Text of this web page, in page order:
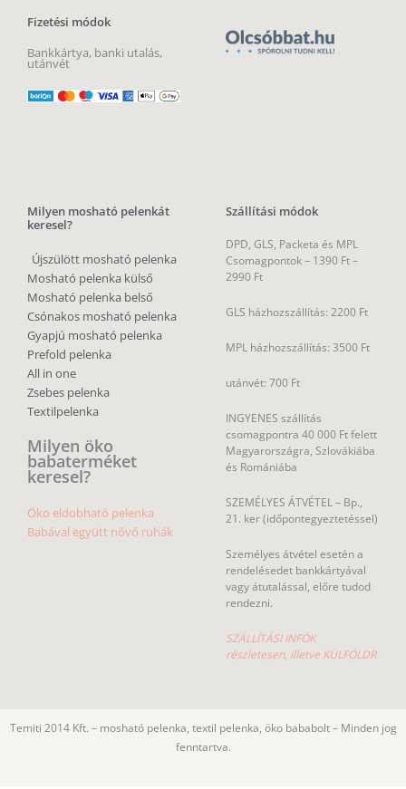
Fizetési módok
Bankkártya, banki utalás,
utánvét
Milyen mosható pelenkát
keresel?
Újszülött mosható pelenka
Mosható pelenka külső
Mosható pelenka belső
Csónakos mosható pelenka
Gyapjú mosható pelenka
Prefold pelenka
All in one
Zsebes pelenka
Textilpelenka
Milyen öko
babaterméket
keresel?
Öko eldobható pelenka
Babával együtt nővő ruhák
Szállítási módok
DPD, GLS, Packeta és MPL
Csomagpontok – 1390 Ft –
2990 Ft
GLS házhozszállítás: 2200 Ft
MPL házhozszállítás: 3500 Ft
utánvét: 700 Ft
INGYENES szállítás
csomagpontra 40 000 Ft felett
Magyarországra, Szlovákiába
és Romániába
SZEMÉLYES ÁTVÉTEL – Bp.,
21. ker (időpontegyeztetéssel)
Személyes átvétel esetén a
rendelésedet bankkártyával
vagy átutalással, előre tudod
rendezni.
SZÁLLÍTÁSI INFÓK
részletesen, illetve KÜLFÖLDR
Temiti 2014 Kft. – mosható pelenka, textil pelenka, öko bababolt – Minden jog
fenntartva.